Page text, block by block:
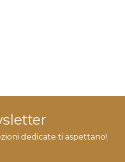
dedicate ti aspettano!